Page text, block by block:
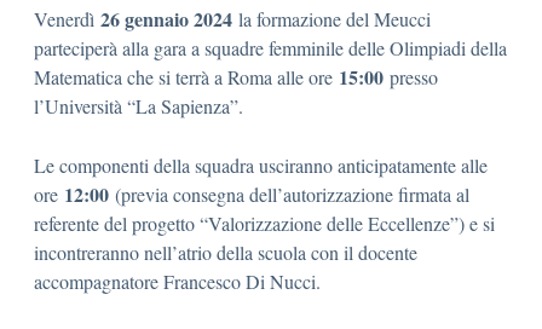
Venerdì 26 gennaio 2024 la formazione del Meucci
parteciperà alla gara a squadre femminile delle Olimpiadi della
Matematica che si terrà a Roma alle ore 15:00 presso
l’Università “La Sapienza”.
Le componenti della squadra usciranno anticipatamente alle
ore 12:00 (previa consegna dell’autorizzazione firmata al
referente del progetto “Valorizzazione delle Eccellenze”) e si
incontreranno nell’atrio della scuola con il docente
accompagnatore Francesco Di Nucci.